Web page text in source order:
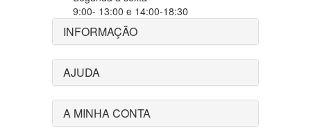
9:00- 13:00 e 14:00-18:30
INFORMAÇÃO
AJUDA
A MINHA CONTA